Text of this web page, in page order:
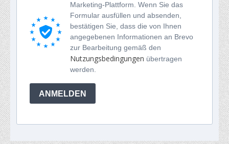
Marketing-Plattform. Wenn Sie das
Formular ausfüllen und absenden,
bestätigen Sie, dass die von Ihnen
angegebenen Informationen an Brevo
zur Bearbeitung gemäß den
Nutzungsbedingungen übertragen
werden.
ANMELDEN